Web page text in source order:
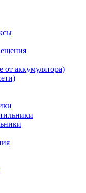
аккумулятора)